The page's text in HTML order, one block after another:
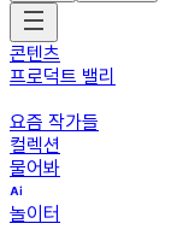
콘텐츠
프로덕트 밸리
요즘 작가들
컬렉션
물어봐
놀이터